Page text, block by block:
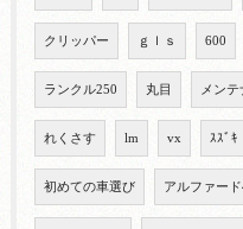
クリッパー ｇｌｓ 600
ランクル250 丸目 メンテ
れくさす lm vx ｽｽﾞｷ
初めての車選び アルファー